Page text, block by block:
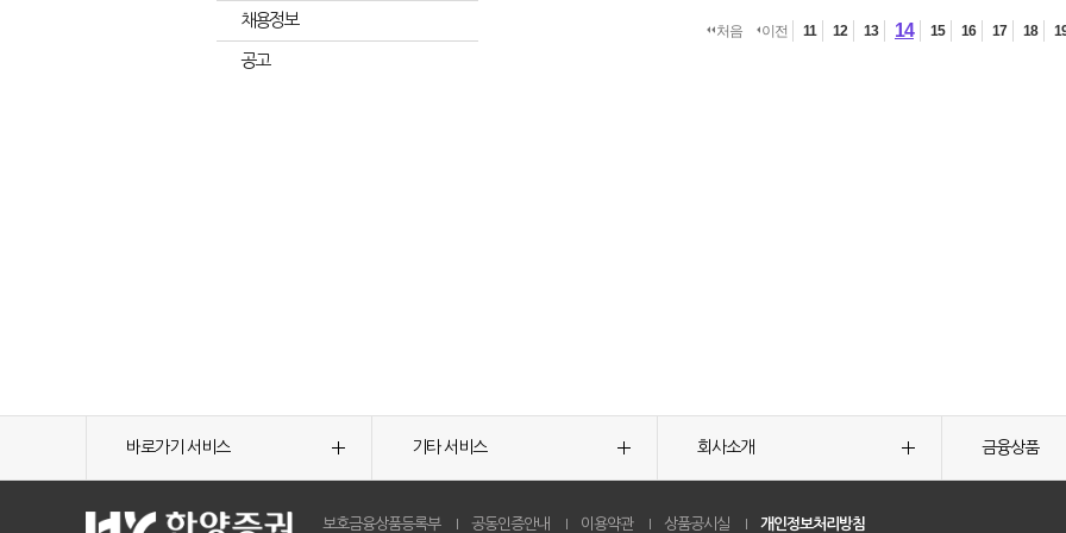
채용정보
공고
처음 이전 11 12 13 14 15 16 17 18
바로가기 서비스 기타 서비스 회사소개 금융상품
보호금융상품등록부 공동인증안내 이용약관 상품공시실 개인정보처리방침